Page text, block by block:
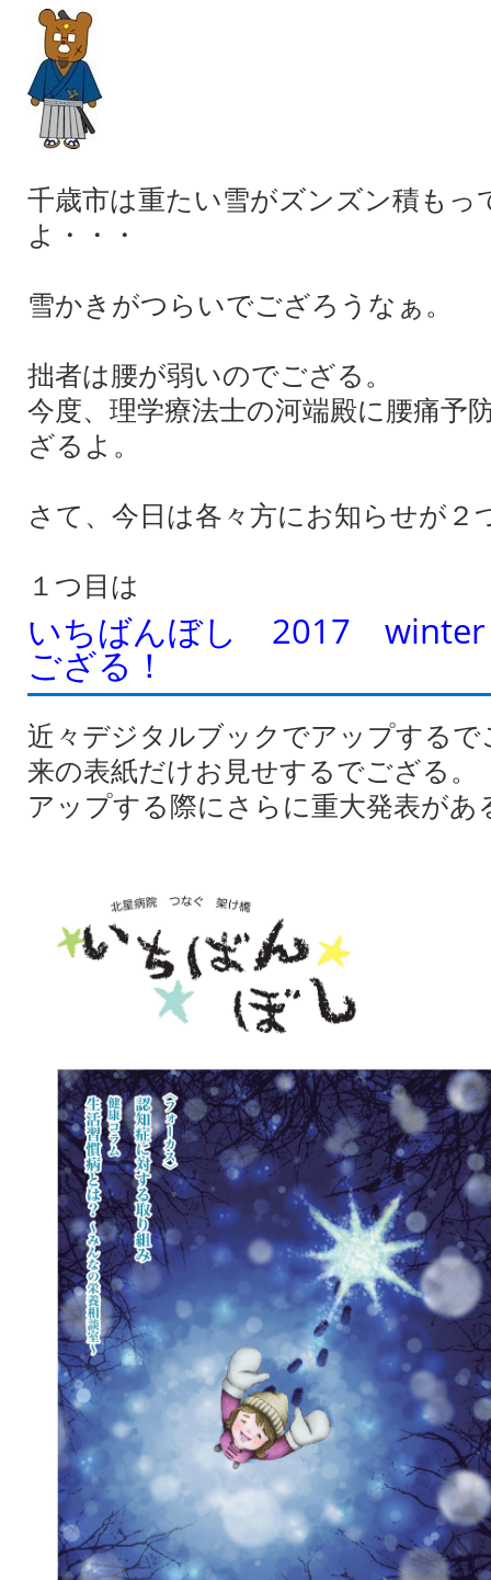
千歳市は重たい雪がズンズン積もっ
よ・・・
雪かきがつらいでござろうなぁ。
拙者は腰が弱いのでござる。
今度、理学療法士の河端殿に腰痛予
ざるよ。
さて、今日は各々方にお知らせが２
１つ目は
いちばんぼし 2017
ござる！
近々デジタルブックでアップする
来の表紙だけお見せするでござる。
アップする際にさらに重大発表が